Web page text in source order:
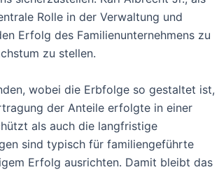
Rolle in der Verwaltung und
Erfolg des Familienunternehmens zu
zu stellen.
wobei die Erbfolge so gestaltet ist,
der Anteile erfolgte in einer
als auch die langfristige
sind typisch für familiengeführte
Erfolg ausrichten. Damit bleibt das